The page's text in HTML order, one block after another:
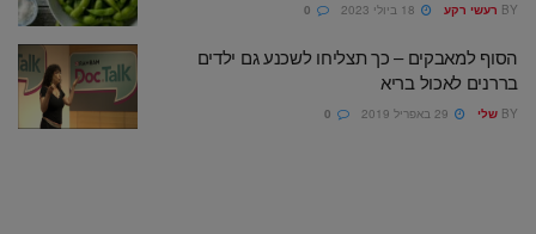
BY רעשי רקע
הסוף למאבקים – כך תצליחו לשכנע גם ילדים
בררנים לאכול בריא
BY שלי